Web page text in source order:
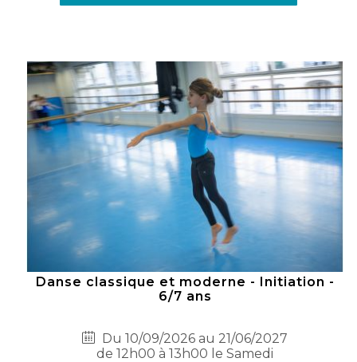
Danse classique et moderne - Initiation -
6/7 ans
Du 10/09/2026 au 21/06/2027
de 12h00 à 13h00 le Samedi